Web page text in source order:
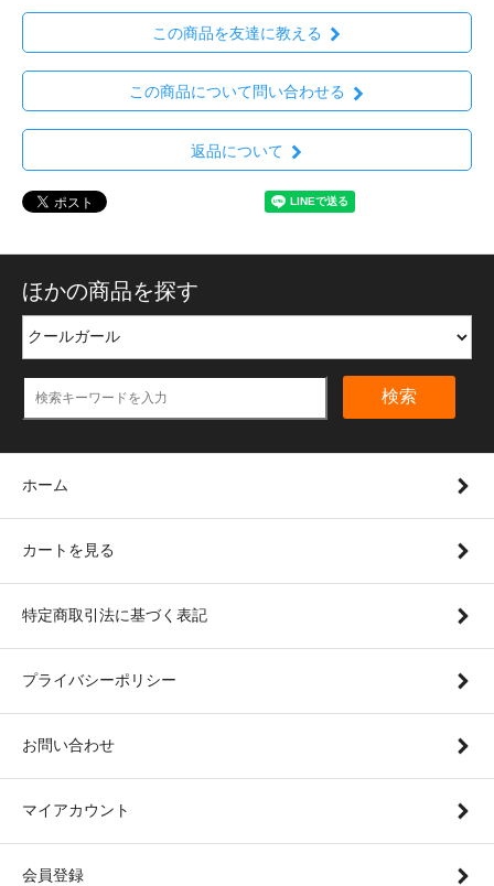
この商品を友達に教える
この商品について問い合わせる
返品について
ほかの商品を探す
検索
ホーム
カートを見る
特定商取引法に基づく表記
プライバシーポリシー
お問い合わせ
マイアカウント
会員登録